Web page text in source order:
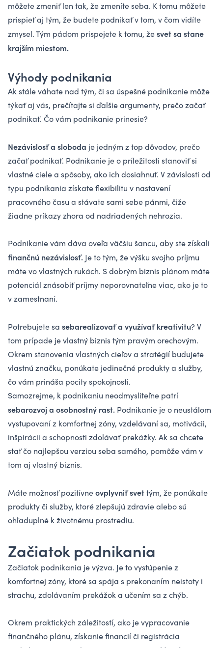
môžete zmeniť len tak, že zmeníte seba. K tomu môžete
prispieť aj tým, že budete podnikať v tom, v čom vidíte
zmysel. Tým pádom prispejete k tomu, žesvet sa stane
krajším miestom.
Výhody podnikania
Ak stále váhate nad tým, či sa úspešné podnikanie môže
týkať aj vás, prečítajte si ďalšie argumenty, prečo začať
podnikať. Čo vám podnikanie prinesie?
Nezávislosť a sloboda je jedným z top dôvodov, prečo
začať podnikať. Podnikanie je o príležitosti stanoviť si
vlastné ciele a spôsoby, ako ich dosiahnuť. V závislosti od
typu podnikania získate flexibilitu v nastavení
pracovného času a stávate sami sebe pánmi, čiže
žiadne príkazy zhora od nadriadených nehrozia.
Podnikanie vám dáva oveľa väčšiu šancu, aby ste získali
finančnú nezávislosť. Je to tým, že výšku svojho príjmu
máte vo vlastných rukách. S dobrým biznis plánom máte
potenciál znásobiť príjmy neporovnateľne viac, ako je to
v zamestnaní.
Potrebujete sa sebarealizovať a využívať kreativitu? V
tom prípade je vlastný biznis tým pravým orechovým.
Okrem stanovenia vlastných cieľov a stratégií budujete
vlastnú značku, ponúkate jedinečné produkty a služby,
čo vám prináša pocity spokojnosti.
Samozrejme, k podnikaniu neodmysliteľne patrí
sebarozvoj a osobnostný rast. Podnikanie je o neustálom
vystupovaní z komfortnej zóny, vzdelávaní sa, motivácii,
inšpirácii a schopnosti zdolávať prekážky. Ak sa chcete
stať čo najlepšou verziou seba samého, pomôže vám v
tom aj vlastný biznis.
Máte možnosť pozitívneovplyvniť svettým, že ponúkate
produkty či služby, ktoré zlepšujú zdravie alebo sú
ohľaduplné k životnému prostrediu.
Začiatok podnikania
Začiatok podnikania je výzva. Je to vystúpenie z
komfortnej zóny, ktoré sa spája s prekonaním neistoty i
strachu, zdolávaním prekážok a učením sa z chýb.
Okrem praktických záležitostí, ako je vypracovanie
finančného plánu, získanie financií či registrácia